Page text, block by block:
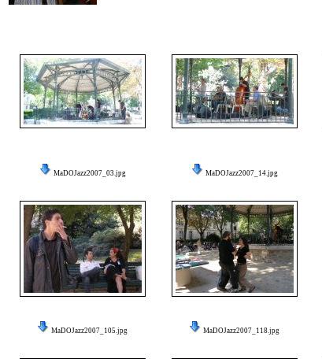
MaDOJazz2007_03.jpg MaDOJazz2007_14.jpg
MaDOJazz2007_105.jpg MaDOJazz2007_118.jpg